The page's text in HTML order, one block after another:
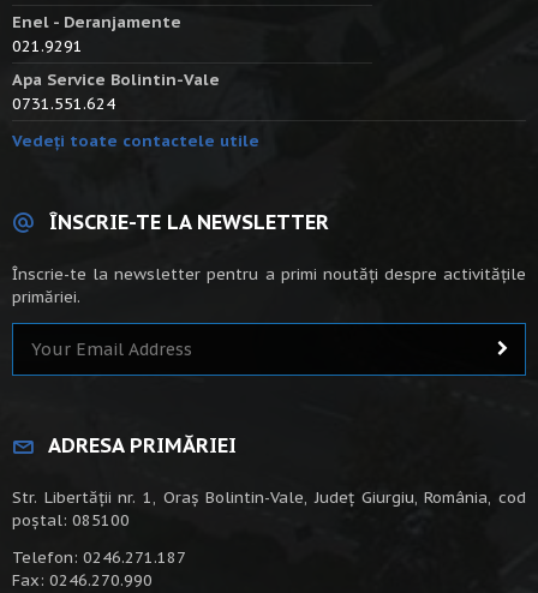
Enel - Deranjamente
021.9291
Apa Service Bolintin-Vale
0731.551.624
Vedeți toate contactele utile
ÎNSCRIE-TE LA NEWSLETTER
Înscrie-te la newsletter pentru a primi noutăți despre activitățile
primăriei.
ADRESA PRIMĂRIEI
Str. Libertății nr. 1, Oraș Bolintin-Vale, Județ Giurgiu, România, cod
poștal: 085100
Telefon: 0246.271.187
Fax: 0246.270.990